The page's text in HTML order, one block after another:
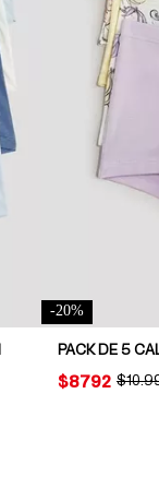
-20%
PACK DE 5
PRICE:
$8792